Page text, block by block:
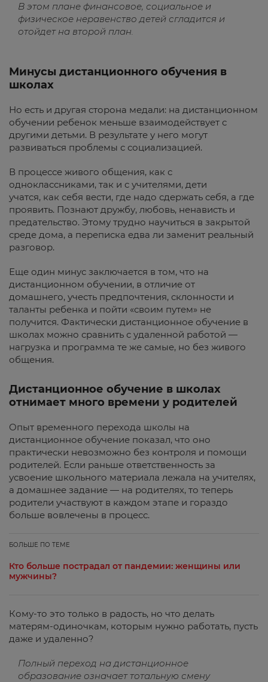
В этом плане финансовое, социальное и
физическое неравенство детей сгладится и
отойдет на второй план.
Минусы дистанционного обучения в
школах
Но есть и другая сторона медали: на дистанционном
обучении ребенок меньше взаимодействует с
другими детьми. В результате у него могут
развиваться проблемы с социализацией.
В процессе живого общения, как с
одноклассниками, так и с учителями, дети
учатся, как себя вести, где надо сдержать себя, а где
проявить. Познают дружбу, любовь, ненависть и
предательство. Этому трудно научиться в закрытой
среде дома, а переписка едва ли заменит реальный
разговор.
Еще один минус заключается в том, что на
дистанционном обучении, в отличие от
домашнего, учесть предпочтения, склонности и
таланты ребенка и пойти «своим путем» не
получится. Фактически дистанционное обучение в
школах можно сравнить с удаленной работой —
нагрузка и программа те же самые, но без живого
общения.
Дистанционное обучение в школах
отнимает много времени у родителей
Опыт временного перехода школы на
дистанционное обучение показал, что оно
практически невозможно без контроля и помощи
родителей. Если раньше ответственность за
усвоение школьного материала лежала на учителях,
а домашнее задание — на родителях, то теперь
родители участвуют в каждом этапе и гораздо
больше вовлечены в процесс.
БОЛЬШЕ ПО ТЕМЕ
Кто больше пострадал от пандемии: женщины или
мужчины?
Кому-то это только в радость, но что делать
матерям-одиночкам, которым нужно работать, пусть
даже и удаленно?
Полный переход на дистанционное
образование означает тотальную смену